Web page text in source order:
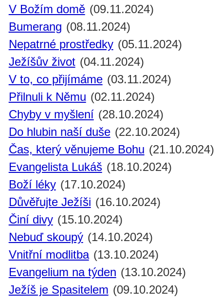
V Božím domě (09.11.2024)
Bumerang (08.11.2024)
Nepatrné prostředky (05.11.2024)
Ježíšův život (04.11.2024)
V to, co přijímáme (03.11.2024)
Přilnuli k Němu (02.11.2024)
Chyby v myšlení (28.10.2024)
Do hlubin naší duše (22.10.2024)
Čas, který věnujeme Bohu (21.10.2024)
Evangelista Lukáš (18.10.2024)
Boží léky (17.10.2024)
Důvěřujte Ježíši (16.10.2024)
Činí divy (15.10.2024)
Nebuď skoupý (14.10.2024)
Vnitřní modlitba (13.10.2024)
Evangelium na týden (13.10.2024)
Ježíš je Spasitelem (09.10.2024)